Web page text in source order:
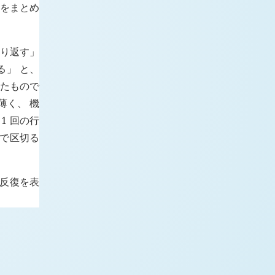
まとめ
返す」
と、
もので
く、 機
回の行
区切る
復を表